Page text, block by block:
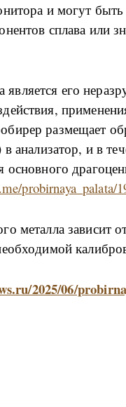
и мо­гут
спла­ва или
его
раз­ме­ща­ет
ана­ли­за­тор, и в
ос­но­в­но­го
probirnaya_palata/
ме­тал­ла за­ви­сит
2025/06/